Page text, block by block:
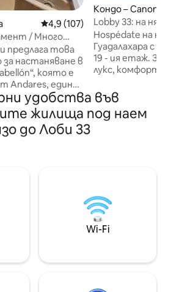
Средна оценка: 4,9 от 5,
4,9 (107)
/ Много
предлага това
настаняване в
която е
Andares, един
райони на
район ще
барове,
кафенета и
Cinépolis,
и
Кондо – Сапопан
Lobby 33: на
Andares
Hospédate на
Гуадалахара с
19 - ия етаж.
лукс, комфорт,
крачки от най -
зона Andares и
пресечки
гости
удобства във
жилища под наем
до Лоби 33
Wi-Fi